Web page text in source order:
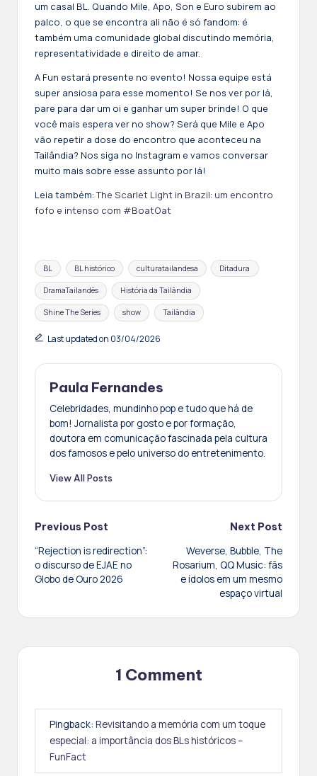
um casal BL. Quando Mile, Apo, Son e Euro subirem ao
palco, o que se encontra ali não é só fandom: é
também uma comunidade global discutindo memória,
representatividade e direito de amar.
A Fun estará presente no evento! Nossa equipe está
super ansiosa para esse momento! Se nos ver por lá,
pare para dar um oi e ganhar um super brinde! O que
você mais espera ver no show? Será que Mile e Apo
vão repetir a dose do encontro que aconteceu na
Tailândia? Nos siga no Instagram e vamos conversar
muito mais sobre esse assunto por lá!
Leia também:The Scarlet Light in Brazil: um encontro
fofo e intenso com #BoatOat
Tags:
BL BL histórico culturatailandesa Ditadura
DramaTailandês História da Tailândia
Shine The Series show Tailândia
Last updated on 03/04/2026
Paula Fernandes
Celebridades, mundinho pop e tudo que há de
bom! Jornalista por gosto e por formação,
doutora em comunicação fascinada pela cultura
dos famosos e pelo universo do entretenimento.
View All Posts
Post
navigation
Previous Post
“Rejection is redirection”:
o discurso de EJAE no
Globo de Ouro 2026
Next Post
Weverse, Bubble, The
Rosarium, QQ Music: fãs
e ídolos em um mesmo
espaço virtual
1 Comment
Pingback: Revisitando a memória com um toque
especial: a importância dos BLs históricos –
FunFact